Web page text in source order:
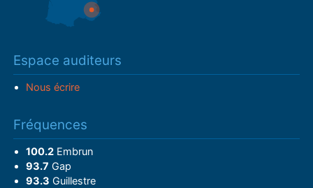
Espace auditeurs
Nous écrire
Fréquences
100.2Embrun
93.7 Gap
93.3 Guillestre